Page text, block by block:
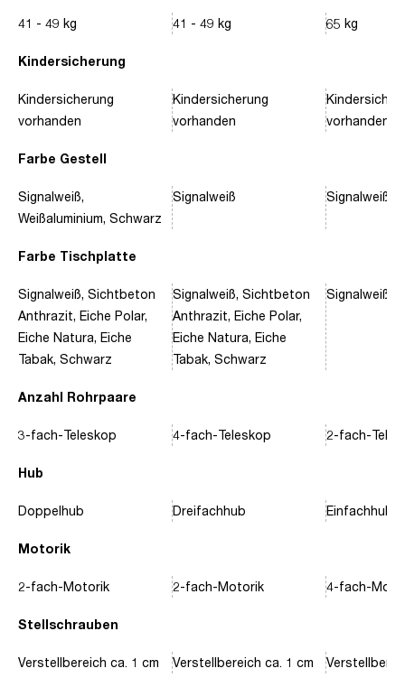
Kindersicherung
Farbe Gestell
Farbe Tischplatte
Anzahl Rohrpaare
Hub
Motorik
Stellschrauben
41 - 49 kg
Kindersicherung
vorhanden
Signalweiß,
Weißaluminium, Schwarz
Signalweiß, Sichtbeton
Anthrazit, Eiche Polar,
Eiche Natura, Eiche
Tabak, Schwarz
3-fach-Teleskop
Doppelhub
2-fach-Motorik
Verstellbereich ca. 1 cm
41 - 49 kg
Kindersicherung
vorhanden
Signalweiß
Signalweiß, Sichtbeton
Anthrazit, Eiche Polar,
Eiche Natura, Eiche
Tabak, Schwarz
4-fach-Teleskop
Dreifachhub
2-fach-Motorik
Verstellbereich ca. 1 cm
65 kg
vorhanden
Signalweiß,
Signalweiß,
2-fach-
Einfachhub
4-fach-